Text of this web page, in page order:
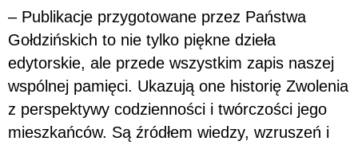
– Publikacje przygotowane przez Państwa
Gołdzińskich to nie tylko piękne dzieła
edytorskie, ale przede wszystkim zapis naszej
wspólnej pamięci. Ukazują one historię Zwolenia
z perspektywy codzienności i twórczości jego
mieszkańców. Są źródłem wiedzy, wzruszeń i